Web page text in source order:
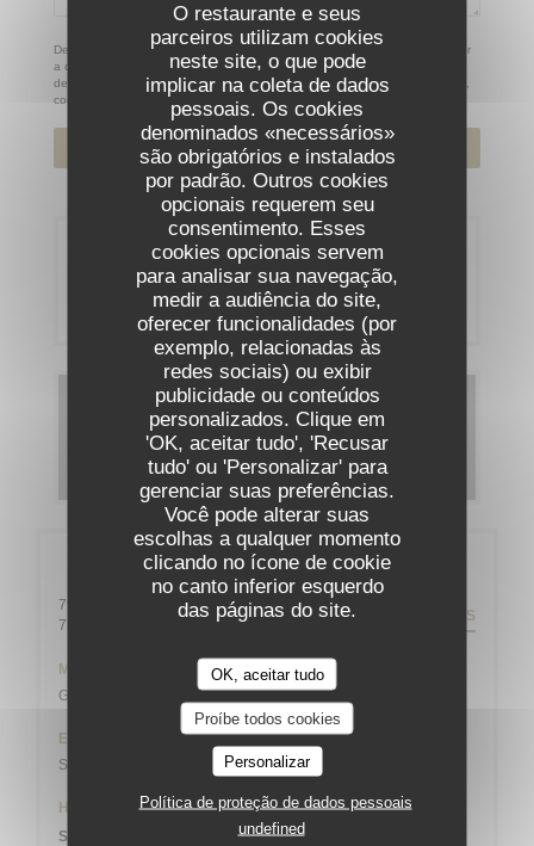
O restaurante e seus
parceiros utilizam cookies
neste site, o que pode
implicar na coleta de dados
pessoais. Os cookies
denominados «necessários»
são obrigatórios e instalados
por padrão. Outros cookies
opcionais requerem seu
consentimento. Esses
cookies opcionais servem
para analisar sua navegação,
medir a audiência do site,
oferecer funcionalidades (por
exemplo, relacionadas às
redes sociais) ou exibir
publicidade ou conteúdos
personalizados. Clique em
'OK, aceitar tudo', 'Recusar
tudo' ou 'Personalizar' para
gerenciar suas preferências.
Você pode alterar suas
escolhas a qualquer momento
clicando no ícone de cookie
no canto inferior esquerdo
das páginas do site.
OK, aceitar tudo
Proíbe todos cookies
Personalizar
Política de proteção de dados pessoais
undefined
De acordo com a legislação de proteção de dados, tem o direito de se opor
a comunicações de marketing. Pode registar-se na Lista Robinson através
de
. Para mais informações sobre o tratamento dos seus dados,
consulte a nossa
política de privacidade
Reserva
RESERVAR UMA MESA
Menus
DESCUBRA O NOSSO MENU
Informações gerais
79 rue Daguerre - 01 43 21 92 29
75014 Paris
((abre numa nova janela))
DIREÇÕES
Metro
Gaîté
Estação de bicicletas
Station n° 14103 132 / 136 AVENUE DU MAINE
Horário de abertura
Seg